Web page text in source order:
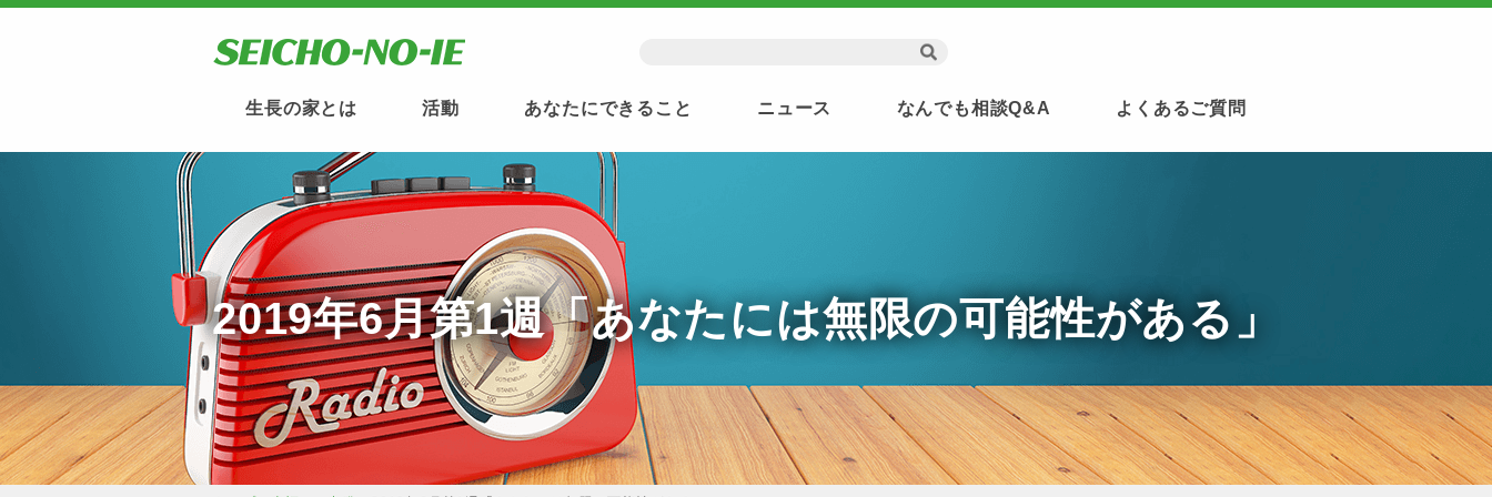
生長の家とは 活動 あなたにできること ニュース なんでも相談Q&A よくあるご質問
2019年6月第1週「あなたには無限の可能性がある」